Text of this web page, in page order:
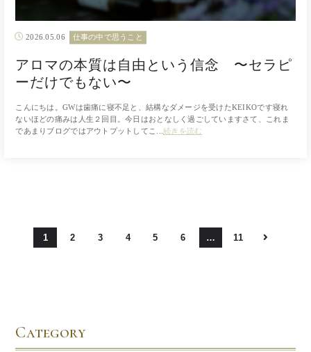
2026.05.06 仕事の中で思うこと
アロマの本質は自由という信念 〜セラピ
ーだけでもない〜
こんにちは。GWは歯痛に寝不足と、結構なダメージを受けたKEIKOです寝れ
ないほどの痛みは人生２回目。今日はおとなしく過ごしていますさて、これま
であまりブログではアウトプットしてこ...続きを読む
1 2 3 4 5 6 … 11
Category